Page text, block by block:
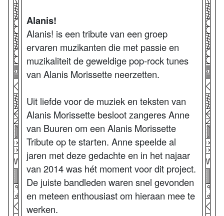
Alanis!
Alanis! is een tribute van een groep
ervaren muzikanten die met passie en
muzikaliteit de geweldige pop-rock tunes
van Alanis Morissette neerzetten.
Uit liefde voor de muziek en teksten van
Alanis Morissette besloot zangeres Anne
van Buuren om een Alanis Morissette
Tribute op te starten. Anne speelde al
jaren met deze gedachte en in het najaar
van 2014 was hét moment voor dit project.
De juiste bandleden waren snel gevonden
en meteen enthousiast om hieraan mee te
werken.